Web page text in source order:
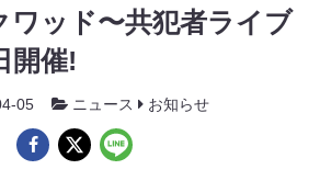
ワッド〜共犯者ライブ
開催!
05 ニュース お知らせ